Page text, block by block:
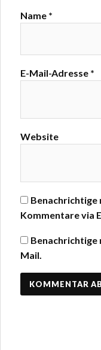
Name *
E-Mail-Adresse *
Website
Benachrichtige
Kommentare via
Benachrichtige
Mail.